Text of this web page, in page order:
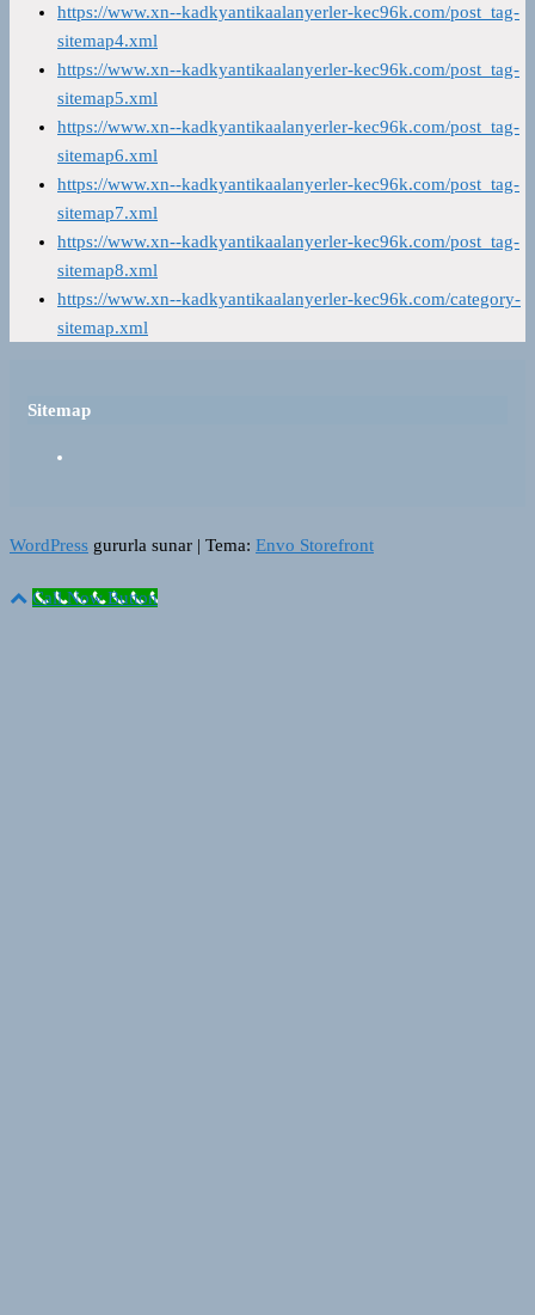
https://www.xn--kadkyantikaalanyerler-kec96k.com/post_tag-
sitemap4.xml
https://www.xn--kadkyantikaalanyerler-kec96k.com/post_tag-
sitemap5.xml
https://www.xn--kadkyantikaalanyerler-kec96k.com/post_tag-
sitemap6.xml
https://www.xn--kadkyantikaalanyerler-kec96k.com/post_tag-
sitemap7.xml
https://www.xn--kadkyantikaalanyerler-kec96k.com/post_tag-
sitemap8.xml
https://www.xn--kadkyantikaalanyerler-kec96k.com/category-
sitemap.xml
Sitemap
WordPress gururla sunar | Tema: Envo Storefront
Call Now Button